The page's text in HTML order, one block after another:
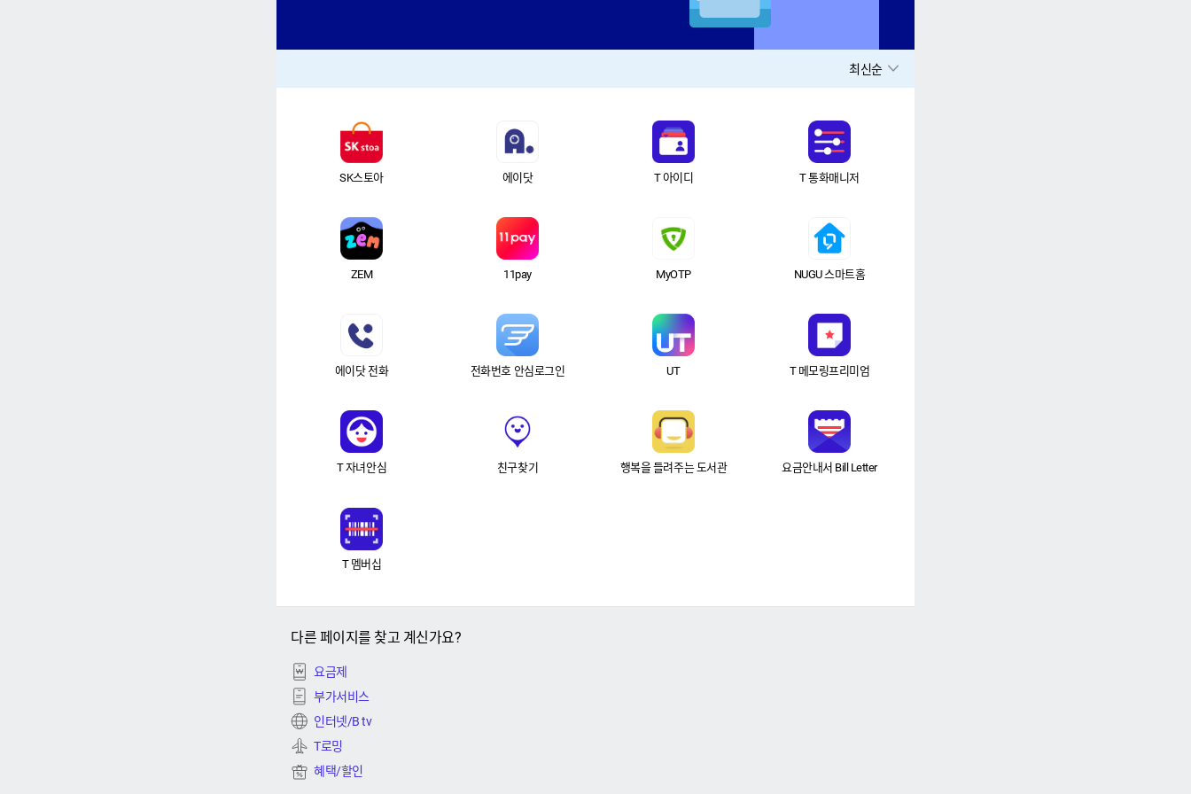
최신순
SK스토아 에이닷 T 아이디 T 통화매니저
ZEM 11pay MyOTP NUGU 스마트홈
에이닷 전화 전화번호 안심로그인 UT T 메모링프리미엄
T 자녀안심 친구찾기 행복을 들려주는 도서관 요금안내서 Bill Letter
T 멤버십
다른 페이지를 찾고 계신가요?
요금제
부가서비스
인터넷/B tv
T로밍
혜택/할인